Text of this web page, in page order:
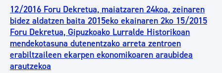
12/2016 Foru Dekretua, maiatzaren 24koa, zeinaren
bidez aldatzen baita 2015eko ekainaren 2ko 15/2015
Foru Dekretua, Gipuzkoako Lurralde Historikoan
mendekotasuna dutenentzako arreta zentroen
erabiltzaileen ekarpen ekonomikoaren araubidea
arautzekoa